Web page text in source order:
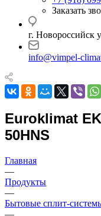
Заказать
г. Новороссийск
info@vimpel-
Euroklimat
50HNS
Главная
—
Продукты
—
Бытовые сплит-
—